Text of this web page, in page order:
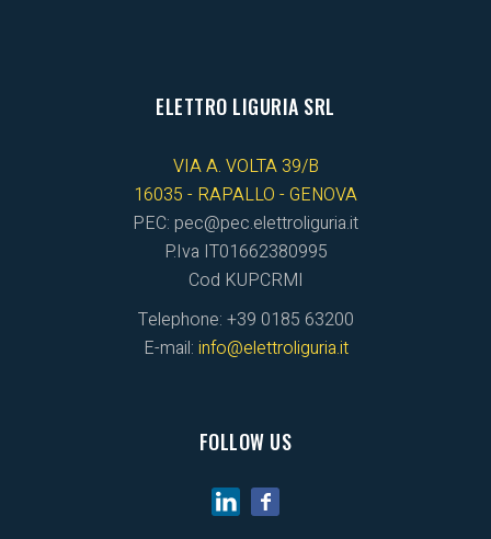
ELETTRO LIGURIA SRL
VIA A. VOLTA 39/B
16035 - RAPALLO - GENOVA
PEC: pec@pec.elettroliguria.it
P.Iva IT01662380995
Cod KUPCRMI
Telephone: +39 0185 63200
E-mail: info@elettroliguria.it
FOLLOW US